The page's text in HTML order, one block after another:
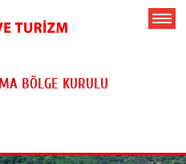
BÖLGE KURULU